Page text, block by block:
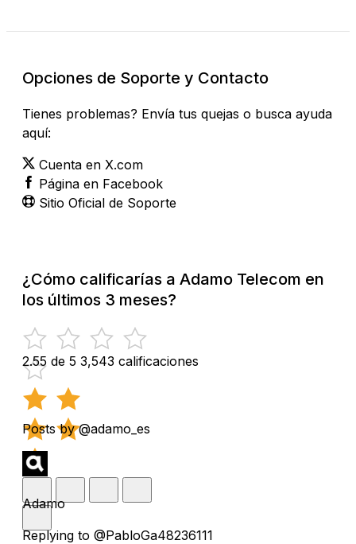
Opciones de Soporte y Contacto
Tienes problemas? Envía tus quejas o busca ayuda
aquí:
Cuenta en X.com
Página en Facebook
Sitio Oficial de Soporte
¿Cómo calificarías a Adamo Telecom en
los últimos 3 meses?
2.55 de 5 3,543 calificaciones
Posts by @adamo_es
Adamo
Replying to @PabloGa48236111